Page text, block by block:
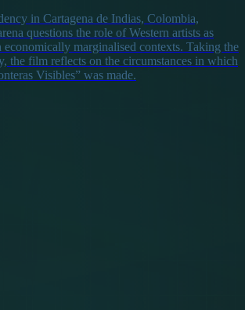
in Cartagena de Indias, Colombia,
questions the role of Western artists as
marginalised contexts. Taking the
the film reflects on the circumstances in which
Visibles” was made.